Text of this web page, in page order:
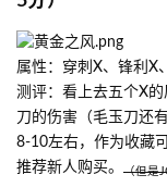
属性：穿刺X、锋利X
测评：看上去五个X
刀的伤害（毛玉刀还
8-10左右，作为收藏
推荐新人购买。
（但是